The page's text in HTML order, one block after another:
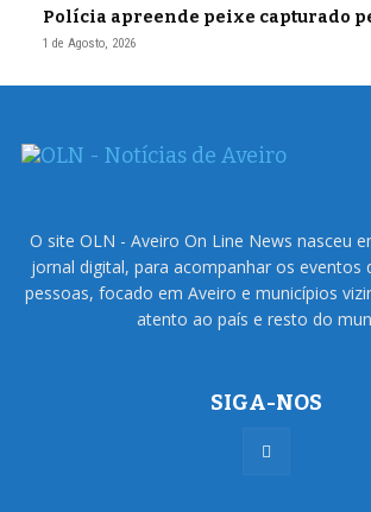
Polícia apreende peixe capturado
1 de Agosto, 2026
O site OLN - Aveiro On Line News nasceu
jornal digital, para acompanhar os eventos
pessoas, focado em Aveiro e municípios
atento ao país e resto do
SIGA-NOS